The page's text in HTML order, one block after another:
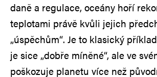
daně a regulace, oceány hoří
teplotami právě kvůli jejich
„úspěchům“. Je to klasický
je sice „dobře míněné“, ale ve
poškozuje planetu více než